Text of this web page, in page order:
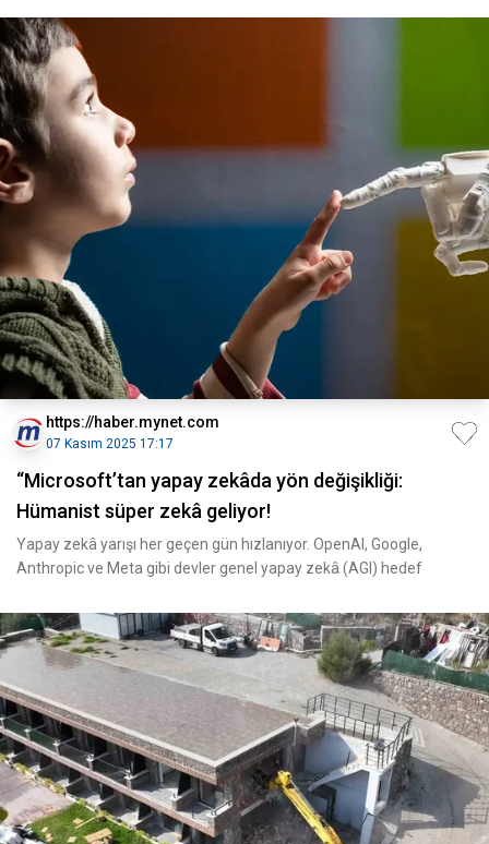
https://haber.mynet.com
07 Kasım 2025 17:17
“Microsoft’tan yapay zekâda yön değişikliği:
Hümanist süper zekâ geliyor!
Yapay zekâ yarışı her geçen gün hızlanıyor. OpenAI, Google,
Anthropic ve Meta gibi devler genel yapay zekâ (AGI) hedef